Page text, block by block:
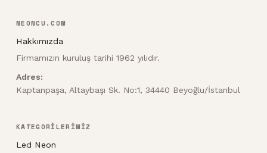
NEONCU.COM
Hakkımızda
Firmamızın kuruluş tarihi 1962 yılıdır.
Adres:
Kaptanpaşa, Altaybaşı Sk. No:1, 34440 Beyoğlu/İstanbul
KATEGORİLERİMİZ
Led Neon